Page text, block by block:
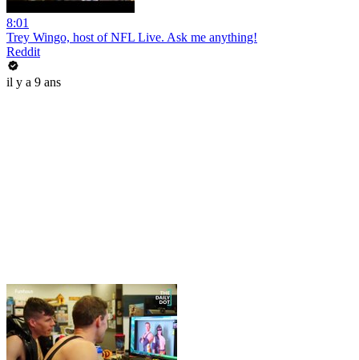
8:01
Trey Wingo, host of NFL Live. Ask me anything!
Reddit
il y a 9 ans